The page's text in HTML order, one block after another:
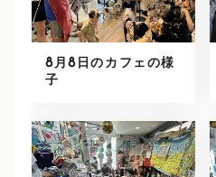
8月8日のカフェの様
子